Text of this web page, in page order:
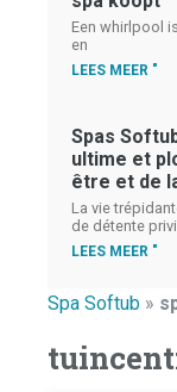
Een whirlpool
en
LEES MEER "
Spas
ultime et
être et de
La vie
de détente
LEES MEER "
Spa Softub »